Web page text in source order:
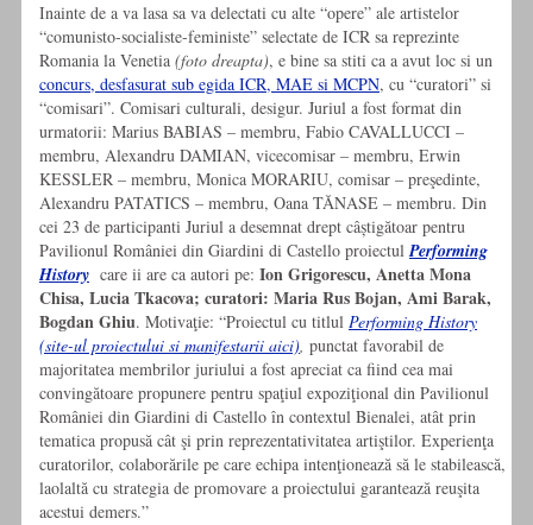
Inainte de a va lasa sa va delectati cu alte “opere” ale artistelor
“comunisto-socialiste-feministe” selectate de ICR sa reprezinte
Romania la Venetia (foto dreapta), e bine sa stiti ca a avut loc si un
concurs, desfasurat sub egida ICR, MAE si MCPN, cu “curatori” si
“comisari”. Comisari culturali, desigur. Juriul a fost format din
urmatorii: Marius BABIAS – membru, Fabio CAVALLUCCI –
membru, Alexandru DAMIAN, vicecomisar – membru, Erwin
KESSLER – membru, Monica MORARIU, comisar – preşedinte,
Alexandru PATATICS – membru, Oana TĂNASE – membru. Din
cei 23 de participanti Juriul a desemnat drept câștigătoar pentru
Pavilionul României din Giardini di Castello proiectulPerforming
History care ii are ca autori pe: Ion Grigorescu, Anetta Mona
Chisa, Lucia Tkacova; curatori: Maria Rus Bojan, Ami Barak,
Bogdan Ghiu. Motivaţie: “Proiectul cu titlul Performing History
(site-ul proiectului si manifestarii aici), punctat favorabil de
majoritatea membrilor juriului a fost apreciat ca fiind cea mai
convingătoare propunere pentru spaţiul expoziţional din Pavilionul
României din Giardini di Castello în contextul Bienalei, atât prin
tematica propusă cât şi prin reprezentativitatea artiştilor. Experienţa
curatorilor, colaborările pe care echipa intenţionează să le stabilească,
laolaltă cu strategia de promovare a proiectului garantează reuşita
acestui demers.”